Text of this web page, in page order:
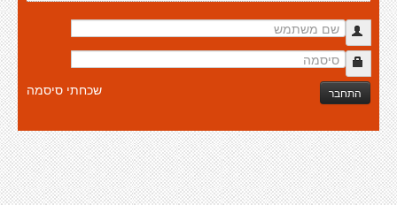
התחבר שכחתי סיסמה